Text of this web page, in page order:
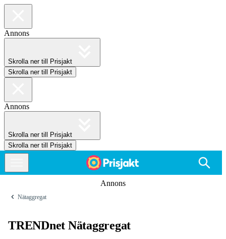
Annons
Skrolla ner till Prisjakt
Skrolla ner till Prisjakt
Annons
Skrolla ner till Prisjakt
Skrolla ner till Prisjakt
Annons
Nätaggregat
TRENDnet Nätaggregat